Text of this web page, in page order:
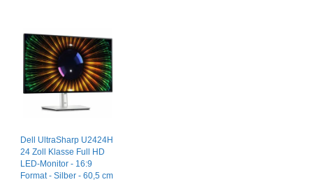
Dell UltraSharp U2424H
24 Zoll Klasse Full HD
LED-Monitor - 16:9
Format - Silber - 60,5 cm